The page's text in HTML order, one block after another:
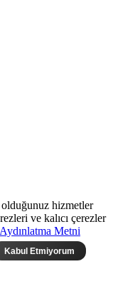
olduğunuz hizmetler
ve kalıcı çerezler
Metni
Kabul Etmiyorum